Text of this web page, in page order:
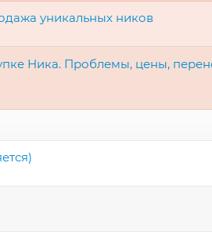
уникальных ников
Ника. Проблемы, цены,